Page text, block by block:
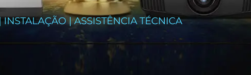
| ASSISTÊNCIA TÉCNICA